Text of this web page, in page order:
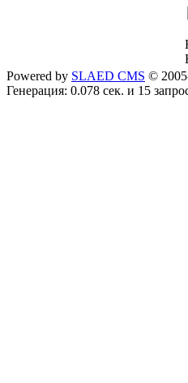
Powered by SLAED CMS ©
Генерация: 0.078 сек. и 15